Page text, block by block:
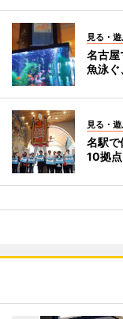
見る・
名古
魚泳ぐ
見る・
名駅
10拠